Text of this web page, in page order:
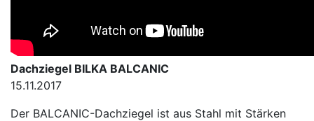
Dachziegel BILKA BALCANIC
15.11.2017
Der BALCANIC-Dachziegel ist aus Stahl mit Stärken